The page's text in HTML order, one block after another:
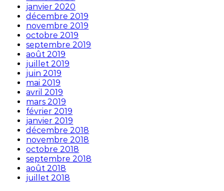
janvier 2020
décembre 2019
novembre 2019
octobre 2019
septembre 2019
août 2019
juillet 2019
juin 2019
mai 2019
avril 2019
mars 2019
février 2019
janvier 2019
décembre 2018
novembre 2018
octobre 2018
septembre 2018
août 2018
juillet 2018